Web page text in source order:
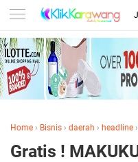
Home › Bisnis › daerah › headline ›
Gratis !